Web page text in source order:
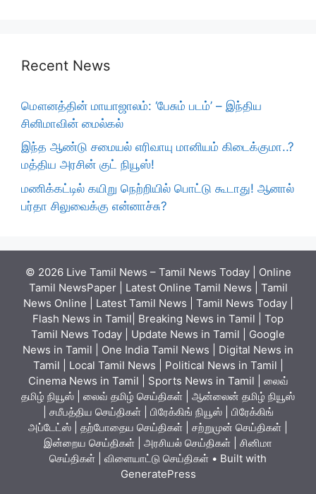
Recent News
மௌனத்தின் மாயாஜாலம்: ‘பேசும் படம்’ – இந்திய
சினிமாவின் மைல்கல்
இந்த ஆண்டு சமையல் எரிவாயு மானியம் கிடைக்குமா..?
மத்திய அரசின் குட் நியூஸ்!
மணிக்கட்டில் கயிறு நெற்றியில் பொட்டு கூடாது! ஆனால்
பர்தா சிலுவைக்கு என்னாச்சு?
© 2026 Live Tamil News – Tamil News Today | Online
Tamil NewsPaper | Latest Online Tamil News | Tamil
News Online | Latest Tamil News | Tamil News Today |
Flash News in Tamil| Breaking News in Tamil | Top
Tamil News Today | Update News in Tamil | Google
News in Tamil | One India Tamil News | Digital News in
Tamil | Local Tamil News | Political News in Tamil |
Cinema News in Tamil | Sports News in Tamil | லைவ்
தமிழ் நியூஸ் | லைவ் தமிழ் செய்திகள் | ஆன்லைன் தமிழ் நியூஸ்
| சமீபத்திய செய்திகள் | பிரேக்கிங் நியூஸ் | பிரேக்கிங்
அப்டேட்ஸ் | தற்போதைய செய்திகள் | சற்றுமுன் செய்திகள் |
இன்றைய செய்திகள் | அரசியல் செய்திகள் | சினிமா
செய்திகள் | விளையாட்டு செய்திகள் • Built with
GeneratePress